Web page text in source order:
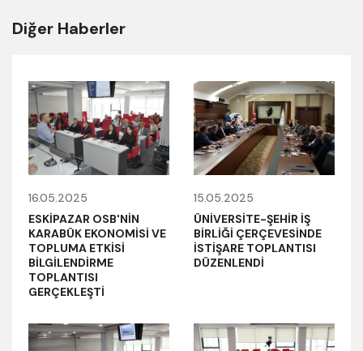
Diğer Haberler
16.05.2025
ESKİPAZAR OSB'NİN
KARABÜK EKONOMİSİ VE
TOPLUMA ETKİSİ
BİLGİLENDİRME
TOPLANTISI
GERÇEKLEŞTİ
15.05.2025
ÜNİVERSİTE-ŞEHİR İŞ
BİRLİĞİ ÇERÇEVESİNDE
İSTİŞARE TOPLANTISI
DÜZENLENDİ